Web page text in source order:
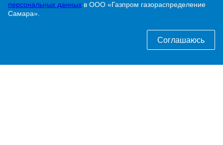
персональных данных в ООО «Газпром газораспределение
Самара».
Соглашаюсь